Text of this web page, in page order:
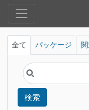
全て パッケージ
検索